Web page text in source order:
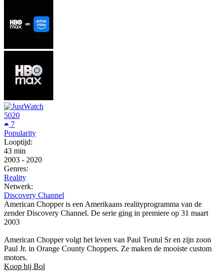
5020
7
Popularity
Looptijd:
43 min
2003 - 2020
Genres:
Reality
Netwerk:
Discovery Channel
American Chopper is een Amerikaans realityprogramma van de
zender Discovery Channel. De serie ging in premiere op 31 maart
2003
American Chopper volgt het leven van Paul Teutul Sr en zijn zoon
Paul Jr. in Orange County Choppers. Ze maken de mooiste custom
motors.
Koop bij Bol